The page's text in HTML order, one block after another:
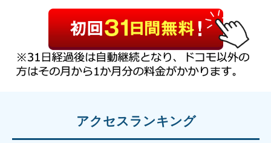
アクセスランキング